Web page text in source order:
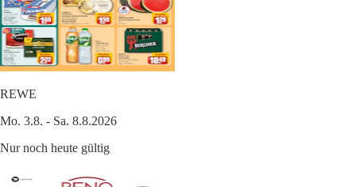
REWE
Mo. 3.8. - Sa. 8.8.2026
Nur noch heute gültig